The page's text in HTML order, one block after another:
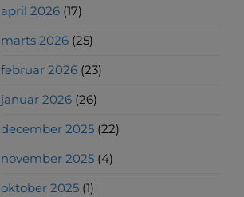
april 2026 (17)
marts 2026 (25)
februar 2026 (23)
januar 2026 (26)
december 2025 (22)
november 2025 (4)
oktober 2025 (1)